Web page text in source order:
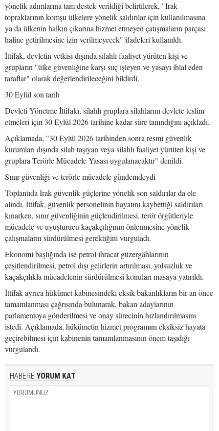
yönelik adımlarına tam destek verildiği belirtilerek, "Irak
topraklarının komşu ülkelere yönelik saldırılar için kullanılmasına
ya da ülkenin halkın çıkarına hizmet etmeyen çatışmaların parçası
haline getirilmesine izin verilmeyecek" ifadeleri kullanıldı.
İttifak, devletin yetkisi dışında silahlı faaliyet yürüten kişi ve
grupların "ülke güvenliğine karşı suç işleyen ve yasayı ihlal eden
taraflar" olarak değerlendirileceğini bildirdi.
30 Eylül son tarih
Devleti Yönetme İttifakı, silahlı gruplara silahlarını devlete teslim
etmeleri için 30 Eylül 2026 tarihine kadar süre tanındığını açıkladı.
Açıklamada, "30 Eylül 2026 tarihinden sonra resmi güvenlik
kurumları dışında silah taşıyan veya silahlı faaliyet yürüten kişi ve
gruplara Terörle Mücadele Yasası uygulanacaktır" denildi.
Sınır güvenliği ve terörle mücadele gündemdeydi
Toplantıda Irak güvenlik güçlerine yönelik son saldırılar da ele
alındı. İttifak, güvenlik personelinin hayatını kaybettiği saldırıları
kınarken, sınır güvenliğinin güçlendirilmesi, terör örgütleriyle
mücadele ve uyuşturucu kaçakçılığının önlenmesine yönelik
çalışmaların sürdürülmesi gerektiğini vurguladı.
Ekonomi başlığında ise petrol ihracat güzergâhlarının
çeşitlendirilmesi, petrol dışı gelirlerin artırılması, yolsuzluk ve
kaçakçılıkla mücadelenin sürdürülmesi konuları masaya yatırıldı.
İttifak ayrıca hükümet kabinesindeki eksik bakanlıkların bir an önce
tamamlanması çağrısında bulunarak, bakan adaylarının
parlamentoya gönderilmesi ve onay sürecinin hızlandırılmasını
istedi. Açıklamada, hükümetin hizmet programını eksiksiz hayata
geçirebilmesi için kabinenin tamamlanmasının önem taşıdığı
vurgulandı.
HABERE YORUM KAT